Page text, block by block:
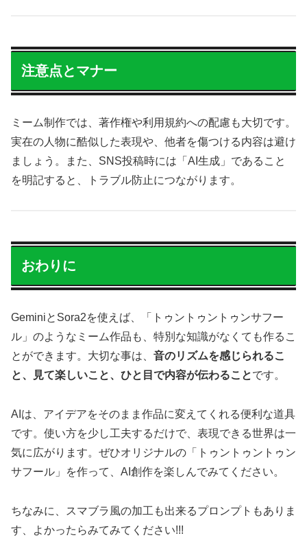
注意点とマナー
ミーム制作では、著作権や利用規約への配慮も大切です。
実在の人物に酷似した表現や、他者を傷つける内容は避け
ましょう。また、SNS投稿時には「AI生成」であること
を明記すると、トラブル防止につながります。
おわりに
GeminiとSora2を使えば、「トゥントゥントゥンサフー
ル」のようなミーム作品も、特別な知識がなくても作るこ
とができます。大切な事は、 音のリズムを感じられるこ
と、見て楽しいこと、ひと目で内容が伝わることです。
AIは、アイデアをそのまま作品に変えてくれる便利な道具
です。使い方を少し工夫するだけで、表現できる世界は一
気に広がります。ぜひオリジナルの「トゥントゥントゥン
サフール」を作って、AI創作を楽しんでみてください。
ちなみに、スマブラ風の加工も出来るプロンプトもありま
す、よかったらみてみてください!!!